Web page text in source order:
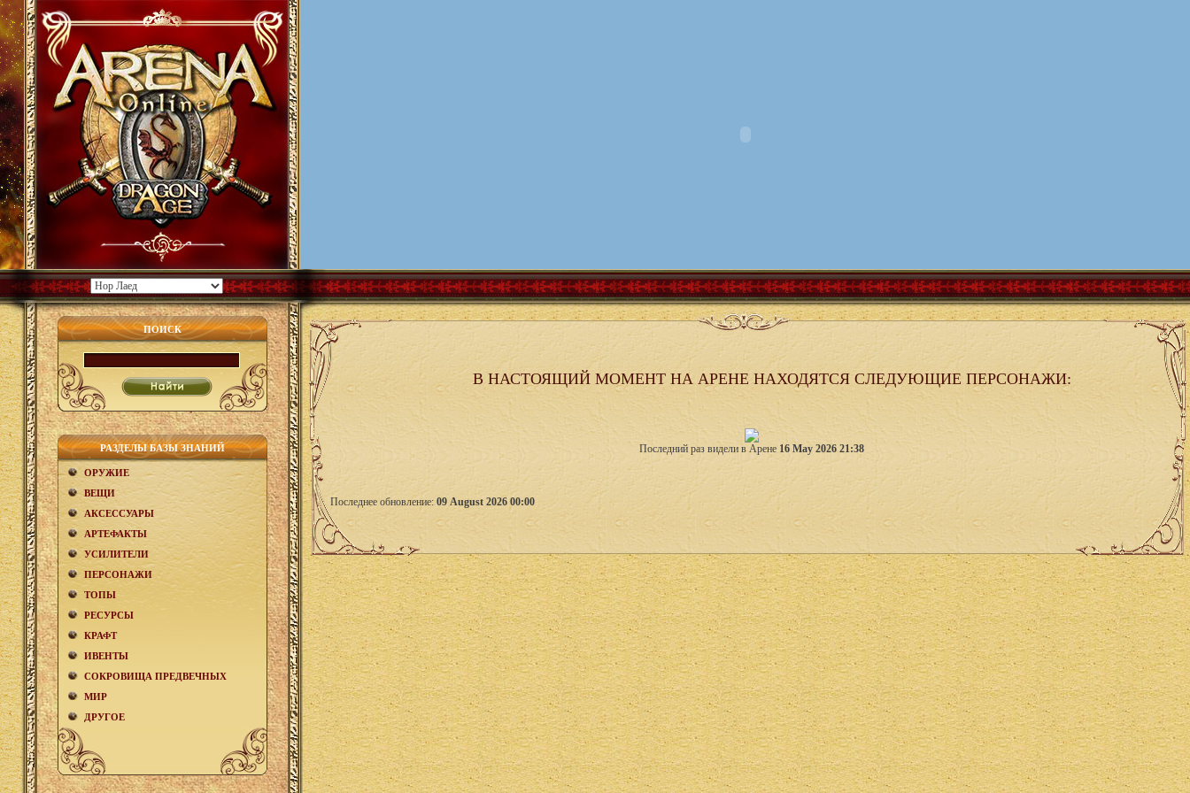
ПОИСК
РАЗДЕЛЫ БАЗЫ ЗНАНИЙ
ОРУЖИЕ
ВЕЩИ
АКCЕСCУАРЫ
АРТЕФАКТЫ
УСИЛИТЕЛИ
ПЕРСОНАЖИ
ТОПЫ
РЕСУРСЫ
КРАФТ
ИВЕНТЫ
СОКРОВИЩА ПРЕДВЕЧНЫХ
МИР
ДРУГОЕ
В НАСТОЯЩИЙ МОМЕНТ НА АРЕНЕ НАХОДЯТСЯ СЛЕДУЮЩИЕ ПЕРСОНАЖИ:
Последний раз видели в Арене 16 May 2026 21:38
Последнее обновление: 09 August 2026 00:00